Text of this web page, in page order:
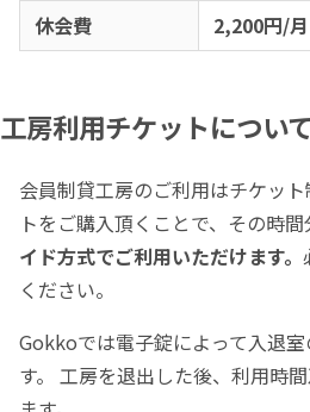
休会費
2,200円/月
工房利用チケットについて
会員制貸工房のご利用はチケッ
トをご購入頂くことで、その時間
イド方式でご利用いただけます。
ください。
Gokkoでは電子錠によって入退
す。 工房を退出した後、利用時